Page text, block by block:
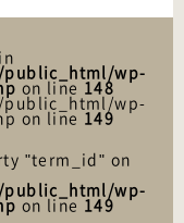
wp-
on line148
wp-
on line149
"term_id" on
wp-
on line149